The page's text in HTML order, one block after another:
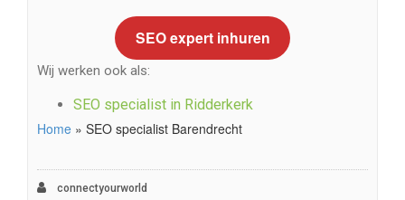
SEO expert inhuren
Wij werken ook als:
SEO specialist in Ridderkerk
Home » SEO specialist Barendrecht
connectyourworld